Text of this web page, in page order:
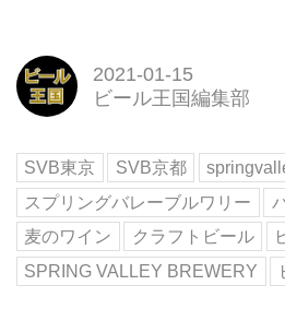
2021-01-15
ビール王国編集部
SVB東京 SVB京都
スプリングバレーブルワリー
麦のワイン
クラフトビール
SPRING VALLEY BREWERY